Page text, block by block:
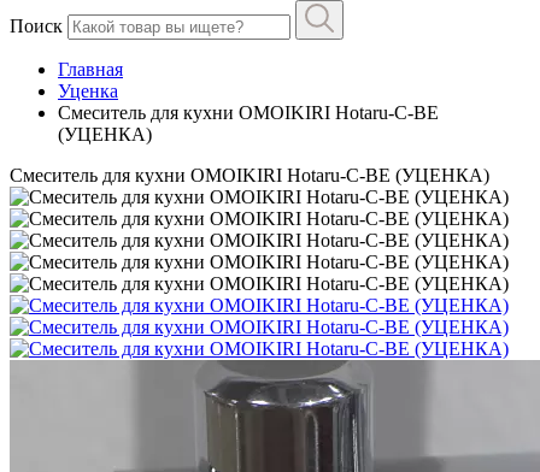
Поиск
Главная
Уценка
Смеситель для кухни OMOIKIRI Hotaru-C-BE
(УЦЕНКА)
Смеситель для кухни OMOIKIRI Hotaru-C-BE (УЦЕНКА)